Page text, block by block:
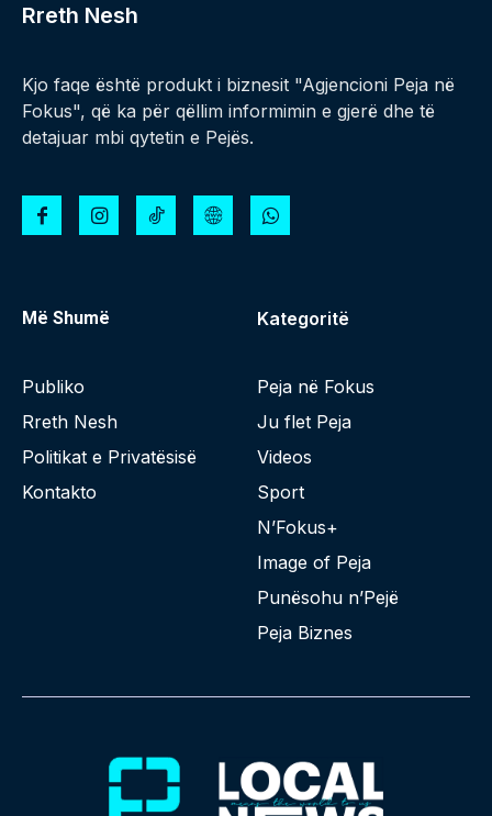
Rreth Nesh
Kjo faqe është produkt i biznesit "Agjencioni Peja në
Fokus", që ka për qëllim informimin e gjerë dhe të
detajuar mbi qytetin e Pejës.
Më Shumë
Publiko
Rreth Nesh
Politikat e Privatësisë
Kontakto
Kategoritë
Peja në Fokus
Ju flet Peja
Videos
Sport
N’Fokus+
Image of Peja
Punësohu n’Pejë
Peja Biznes